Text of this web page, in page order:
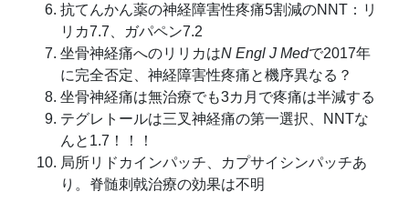
抗てんかん薬の神経障害性疼痛5割減のNNT：リ
リカ7.7、ガパペン7.2
坐骨神経痛へのリリカはN Engl J Medで2017年
に完全否定、神経障害性疼痛と機序異なる？
坐骨神経痛は無治療でも3カ月で疼痛は半減する
テグレトールは三叉神経痛の第一選択、NNTな
んと1.7！！！
局所リドカインパッチ、カプサイシンパッチあ
り。脊髄刺戟治療の効果は不明